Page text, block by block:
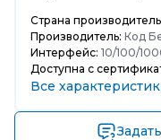
Страна
Производитель: Код
Интерфейс:
Доступна с
Все